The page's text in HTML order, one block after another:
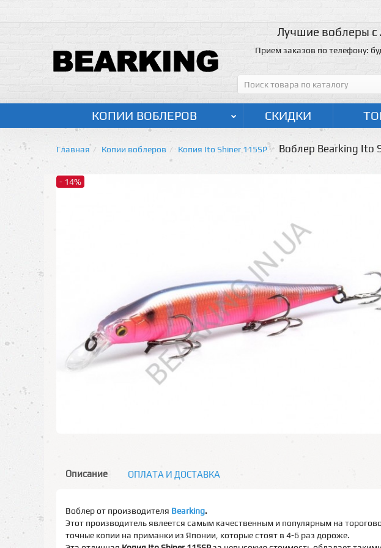
Лучшие воблеры с
Прием заказов по телефону:
КОПИИ ВОБЛЕРОВ СКИДКИ
Главная Копии воблеров Копия Ito Shiner 115SP Воблер Bearking Ito
- 14%
Описание ОПЛАТА И ДОСТАВКА
Воблер от производителя Bearking.
Этот производитель явлеется самым качественным и популярным на
точные копии на приманки из Японии, которые стоят в 4-6 раз дороже.